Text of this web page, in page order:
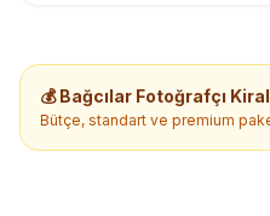
💰Bağcılar Fotoğrafçı
Bütçe, standart ve premium